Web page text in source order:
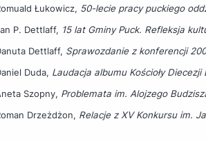
Łukowicz, 50-lecie pracy puckiego
P. Dettlaff, 15 lat Gminy Puck. Refleksja
Dettlaff, Sprawozdanie z konferencji
Duda, Laudacja albumu Kościoły Diecezji
Szopny, Problemata im. Alojzego
Drzeżdżon, Relacje z XV Konkursu im.